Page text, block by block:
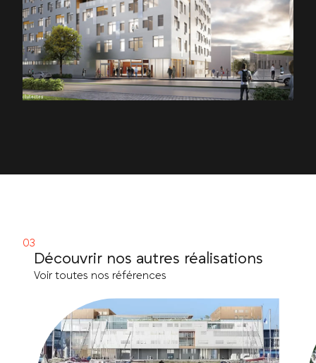
Découvrir nos autres réalisations
Voir toutes nos références